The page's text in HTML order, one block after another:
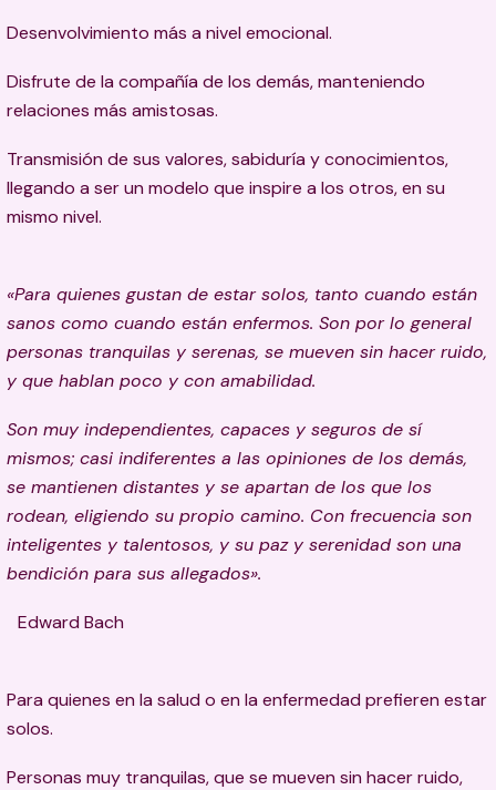
Desenvolvimiento más a nivel emocional.
Disfrute de la compañía de los demás, manteniendo
relaciones más amistosas.
Transmisión de sus valores, sabiduría y conocimientos,
llegando a ser un modelo que inspire a los otros, en su
mismo nivel.
«Para quienes gustan de estar solos, tanto cuando están
sanos como cuando están enfermos. Son por lo general
personas tranquilas y serenas, se mueven sin hacer ruido,
y que hablan poco y con amabilidad.
Son muy independientes, capaces y seguros de sí
mismos; casi indiferentes a las opiniones de los demás,
se mantienen distantes y se apartan de los que los
rodean, eligiendo su propio camino. Con frecuencia son
inteligentes y talentosos, y su paz y serenidad son una
bendición para sus allegados».
Edward Bach
Para quienes en la salud o en la enfermedad prefieren estar
solos.
Personas muy tranquilas, que se mueven sin hacer ruido,